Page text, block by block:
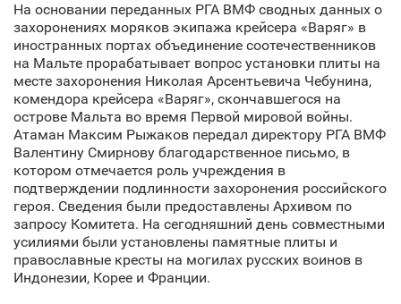
На основании переданных РГА ВМФ сводных данных о
захоронениях моряков экипажа крейсера «Варяг» в
иностранных портах объединение соотечественников
на Мальте прорабатывает вопрос установки плиты на
месте захоронения Николая Арсентьевича Чебунина,
комендора крейсера «Варяг», скончавшегося на
острове Мальта во время Первой мировой войны.
Атаман Максим Рыжаков передал директору РГА ВМФ
Валентину Смирнову благодарственное письмо, в
котором отмечается роль учреждения в
подтверждении подлинности захоронения российского
героя. Сведения были предоставлены Архивом по
запросу Комитета. На сегодняшний день совместными
усилиями были установлены памятные плиты и
православные кресты на могилах русских воинов в
Индонезии, Корее и Франции.